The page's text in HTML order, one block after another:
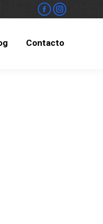
Contacto
Contacto